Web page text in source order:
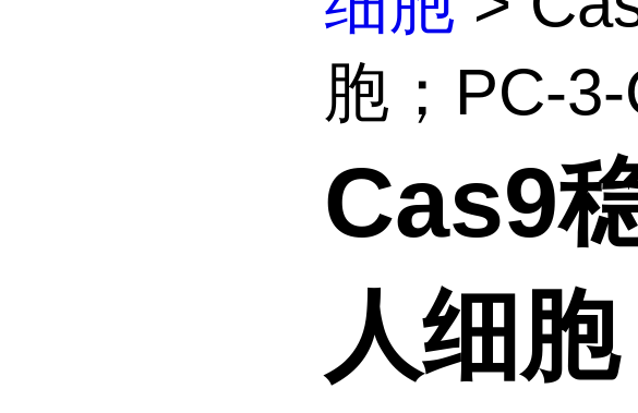
胞；PC-
Cas9
人细